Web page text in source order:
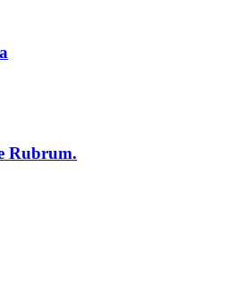
Rubrum.